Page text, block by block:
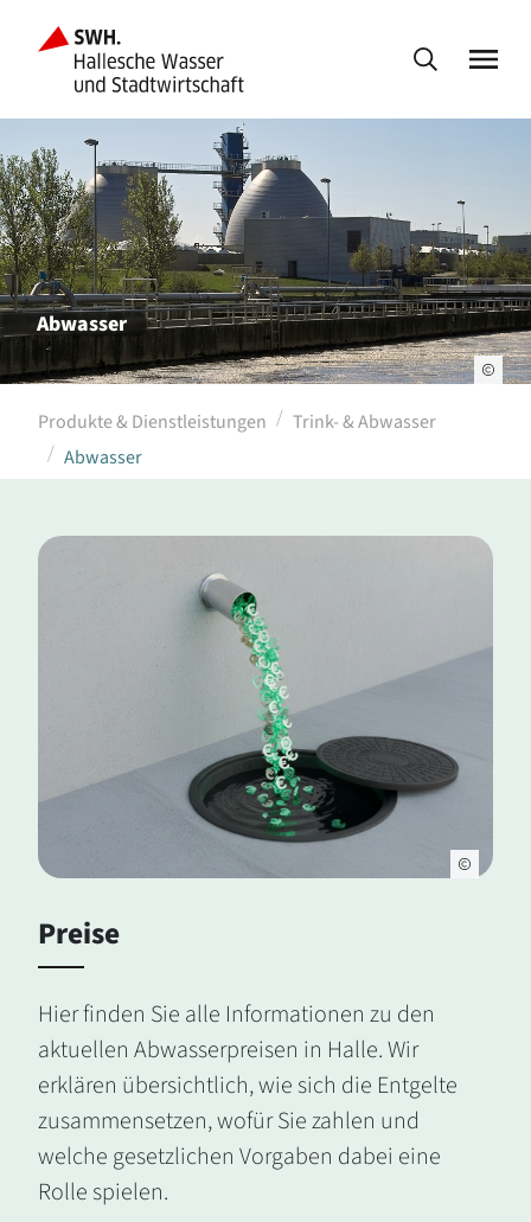
Abwasser
Produkte & Dienstleistungen
Trink- & Abwasser
Abwasser
Preise
Hier finden Sie alle Informationen zu den
aktuellen Abwasserpreisen in Halle. Wir
erklären übersichtlich, wie sich die Entgelte
zusammensetzen, wofür Sie zahlen und
welche gesetzlichen Vorgaben dabei eine
Rolle spielen.